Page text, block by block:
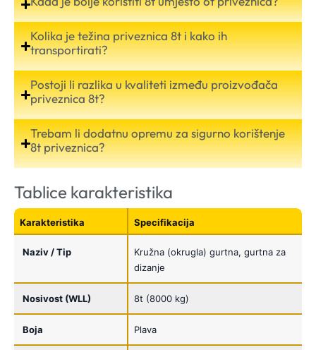
Kolika je težina priveznica 8t i kako ih
transportirati?
Postoji li razlika u kvaliteti između proizvođača
priveznica 8t?
Trebam li dodatnu opremu za sigurno korištenje
8t priveznica?
Tablice karakteristika
Karakteristika Specifikacija
Naziv / Tip
Kružna (okrugla) gurtna, gurtna za
dizanje
Nosivost (WLL) 8t (8000 kg)
Boja Plava